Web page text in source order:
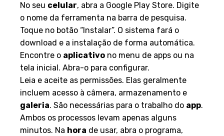
No seu celular, abra a Google Play Store. Digite
o nome da ferramenta na barra de pesquisa.
Toque no botão “Instalar”. O sistema fará o
download e a instalação de forma automática.
Encontre o aplicativo no menu de apps ou na
tela inicial. Abra-o para configurar.
Leia e aceite as permissões. Elas geralmente
incluem acesso à câmera, armazenamento e
galeria. São necessárias para o trabalho do app.
Ambos os processos levam apenas alguns
minutos. Na hora de usar, abra o programa,